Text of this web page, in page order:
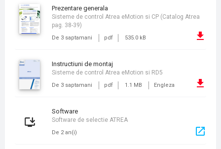
prezentare generala
De 3 saptamani pdf 535.0 kB
Sisteme de control Atrea eMotion si CP (Catalog Atrea
pag. 38-39)
instructiuni de montaj
De 3 saptamani pdf 1.1 MB Engleza
Sisteme de control Atrea eMotion si RD5
Software
De 2 an(i)
Software de selectie ATREA